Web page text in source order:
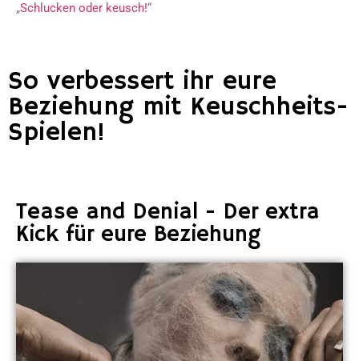
„Schlucken oder keusch!“
So verbessert ihr eure
Beziehung mit Keuschheits-
Spielen!
Tease and Denial - Der extra
Kick für eure Beziehung